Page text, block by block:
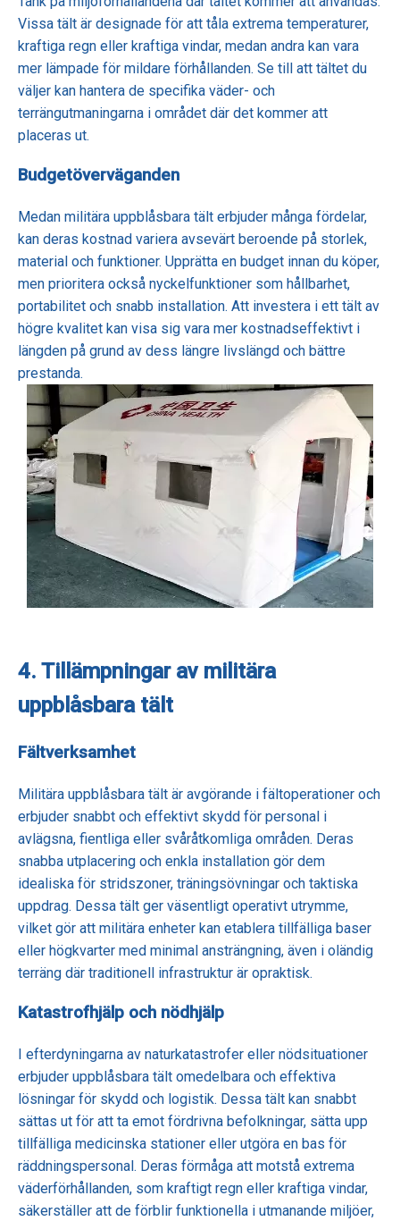
Vissa tält är designade för att tåla extrema temperaturer,
kraftiga regn eller kraftiga vindar, medan andra kan vara
mer lämpade för mildare förhållanden. Se till att tältet du
väljer kan hantera de specifika väder- och
terrängutmaningarna i området där det kommer att
placeras ut.
Budgetöverväganden
Medan militära uppblåsbara tält erbjuder många fördelar,
kan deras kostnad variera avsevärt beroende på storlek,
material och funktioner. Upprätta en budget innan du köper,
men prioritera också nyckelfunktioner som hållbarhet,
portabilitet och snabb installation. Att investera i ett tält av
högre kvalitet kan visa sig vara mer kostnadseffektivt i
längden på grund av dess längre livslängd och bättre
prestanda.
4. Tillämpningar av militära
uppblåsbara tält
Fältverksamhet
Militära uppblåsbara tält är avgörande i fältoperationer och
erbjuder snabbt och effektivt skydd för personal i
avlägsna, fientliga eller svåråtkomliga områden. Deras
snabba utplacering och enkla installation gör dem
idealiska för stridszoner, träningsövningar och taktiska
uppdrag. Dessa tält ger väsentligt operativt utrymme,
vilket gör att militära enheter kan etablera tillfälliga baser
eller högkvarter med minimal ansträngning, även i oländig
terräng där traditionell infrastruktur är opraktisk.
Katastrofhjälp och nödhjälp
I efterdyningarna av naturkatastrofer eller nödsituationer
erbjuder uppblåsbara tält omedelbara och effektiva
lösningar för skydd och logistik. Dessa tält kan snabbt
sättas ut för att ta emot fördrivna befolkningar, sätta upp
tillfälliga medicinska stationer eller utgöra en bas för
räddningspersonal. Deras förmåga att motstå extrema
väderförhållanden, som kraftigt regn eller kraftiga vindar,
säkerställer att de förblir funktionella i utmanande miljöer,